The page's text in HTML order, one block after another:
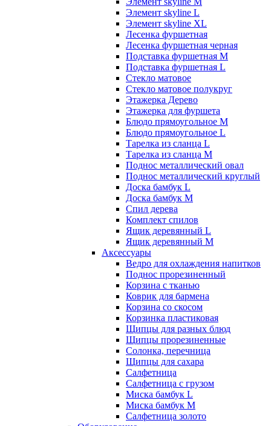
Элемент skyline L
Элемент skyline XL
Лесенка фуршетная
Лесенка фуршетная черная
Подставка фуршетная M
Подставка фуршетная L
Стекло матовое
Стекло матовое полукруг
Этажерка Дерево
Этажерка для фуршета
Блюдо прямоугольное M
Блюдо прямоугольное L
Тарелка из сланца L
Тарелка из сланца M
Поднос металлический овал
Поднос металлический круглый
Доска бамбук L
Доска бамбук M
Спил дерева
Комплект спилов
Ящик деревянный L
Ящик деревянный M
Аксессуары
Ведро для охлаждения напитков
Поднос прорезиненный
Корзина с тканью
Коврик для бармена
Корзина со скосом
Корзинка пластиковая
Щипцы для разных блюд
Щипцы прорезиненные
Солонка, перечница
Щипцы для сахара
Салфетница
Салфетница с грузом
Миска бамбук L
Миска бамбук M
Салфетница золото